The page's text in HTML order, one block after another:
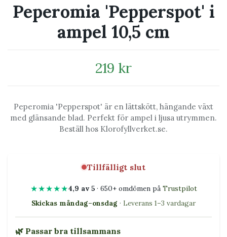
Peperomia 'Pepperspot' i
ampel 10,5 cm
219 kr
Peperomia 'Pepperspot' är en lättskött, hängande växt
med glänsande blad. Perfekt för ampel i ljusa utrymmen.
Beställ hos Klorofyllverket.se.
Tillfälligt slut
★★★★★4,9 av 5· 650+ omdömen på Trustpilot
Skickas måndag–onsdag · Leverans 1–3 vardagar
🌿 Passar bra tillsammans